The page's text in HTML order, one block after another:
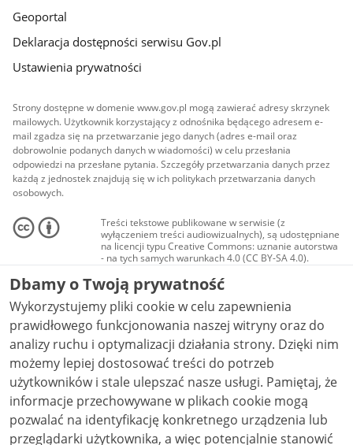
Geoportal
Deklaracja dostępności serwisu Gov.pl
Ustawienia prywatności
Strony dostępne w domenie www.gov.pl mogą zawierać adresy skrzynek
mailowych. Użytkownik korzystający z odnośnika będącego adresem e-
mail zgadza się na przetwarzanie jego danych (adres e-mail oraz
dobrowolnie podanych danych w wiadomości) w celu przesłania
odpowiedzi na przesłane pytania. Szczegóły przetwarzania danych przez
każdą z jednostek znajdują się w ich politykach przetwarzania danych
osobowych.
Treści tekstowe publikowane w serwisie (z
wyłączeniem treści audiowizualnych), są udostępniane
na licencji typu Creative Commons: uznanie autorstwa
- na tych samych warunkach 4.0 (CC BY-SA 4.0).
Materiały audiowizualne, w tym zdjęcia, materiały
audio i wideo, są udostępniane na licencji typu
Creative Commons: uznanie autorstwa użycie
niekomercyjne - bez utworów zależnych 4.0 (CC BY-
NC-ND 4.0), o ile nie jest to stwierdzone inaczej.
Dbamy o Twoją prywatność
Wykorzystujemy pliki cookie w celu zapewnienia
prawidłowego funkcjonowania naszej witryny oraz do
analizy ruchu i optymalizacji działania strony. Dzięki nim
możemy lepiej dostosować treści do potrzeb
użytkowników i stale ulepszać nasze usługi. Pamiętaj, że
informacje przechowywane w plikach cookie mogą
pozwalać na identyfikację konkretnego urządzenia lub
przeglądarki użytkownika, a więc potencjalnie stanowić